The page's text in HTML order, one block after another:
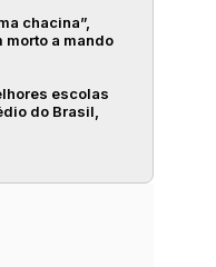
chacina”,
morto a mando
escolas
do Brasil,